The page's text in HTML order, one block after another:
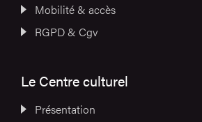
Mobilité & accès
RGPD & Cgv
Le Centre culturel
Présentation